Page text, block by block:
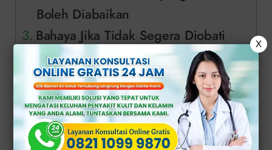
Boleh Diabaikan
Bahaya Jika Tidak Segera Diobati
Pentingnya Periksa ke Dokter Ahli
yang Tepat
Solusi Tepat Atasi Masalah Vagina
di Klinik Apollo
X